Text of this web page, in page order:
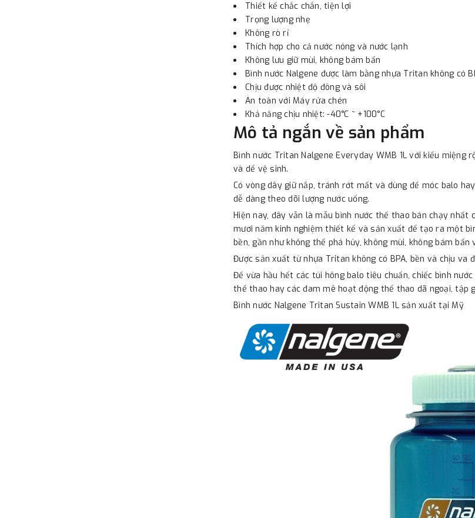
Thiết kế chắc chắn, tiện lợi
Trọng lượng nhẹ
Không rò rỉ
Thích hợp cho cả nước nóng và nước lạnh
Không lưu giữ mùi, không bám bẩn
Bình nước Nalgene được làm bằng nhựa Tritan không có
Chịu được nhiệt độ đông và sôi
An toàn với Máy rửa chén
Khả năng chịu nhiệt: -40°C ~ +100°C
Mô tả ngắn về sản phẩm
Bình nước Tritan Nalgene Everyday WMB 1L với kiểu
và dể vệ sinh.
Có vòng dây giữ nắp, tránh rớt mất và dùng để móc balo
dễ dàng theo dõi lượng nước uống.
Hiện nay, đây vẫn là mẫu bình nước thể thao bán chạy
mươi năm kinh nghiệm thiết kế và sản xuất để tạo ra một
bền, gần như không thể phá hủy, không mùi, không bám bẩn
Được sản xuất từ nhựa Tritan không có BPA, bền và chịu va
Để vừa hầu hết các túi hông balo tiêu chuẩn, chiếc bình
thể thao hay các đam mê hoạt động thể thao dã ngoại, tập
Bình nước Nalgene Tritan Sustain WMB 1L sản xuất tại Mỹ